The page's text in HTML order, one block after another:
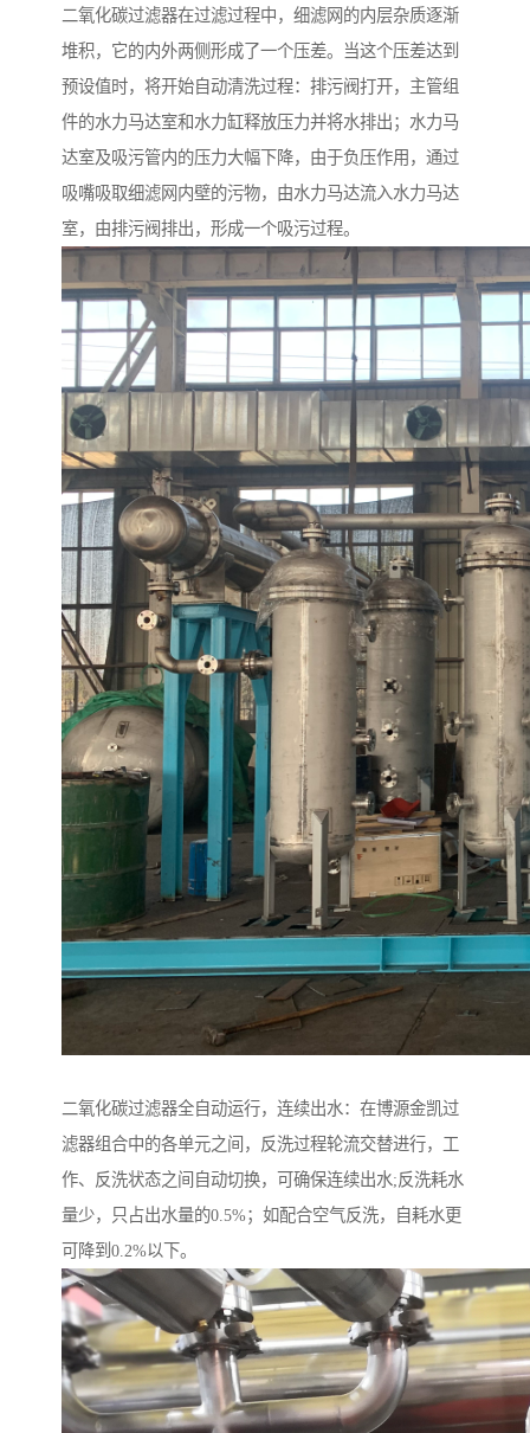
二氧化碳过滤器在过滤过程中，细滤网的内层杂质逐渐
堆积，它的内外两侧形成了一个压差。当这个压差达到
预设值时，将开始自动清洗过程：排污阀打开，主管组
件的水力马达室和水力缸释放压力并将水排出；水力马
达室及吸污管内的压力大幅下降，由于负压作用，通过
吸嘴吸取细滤网内壁的污物，由水力马达流入水力马达
室，由排污阀排出，形成一个吸污过程。
二氧化碳过滤器全自动运行，连续出水：在博源金凯过
滤器组合中的各单元之间，反洗过程轮流交替进行，工
作、反洗状态之间自动切换，可确保连续出水;反洗耗水
量少，只占出水量的0.5%；如配合空气反洗，自耗水更
可降到0.2%以下。